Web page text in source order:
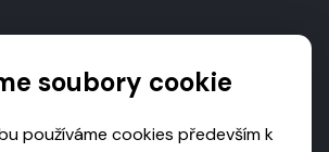
soubory cookie
používáme cookies především k